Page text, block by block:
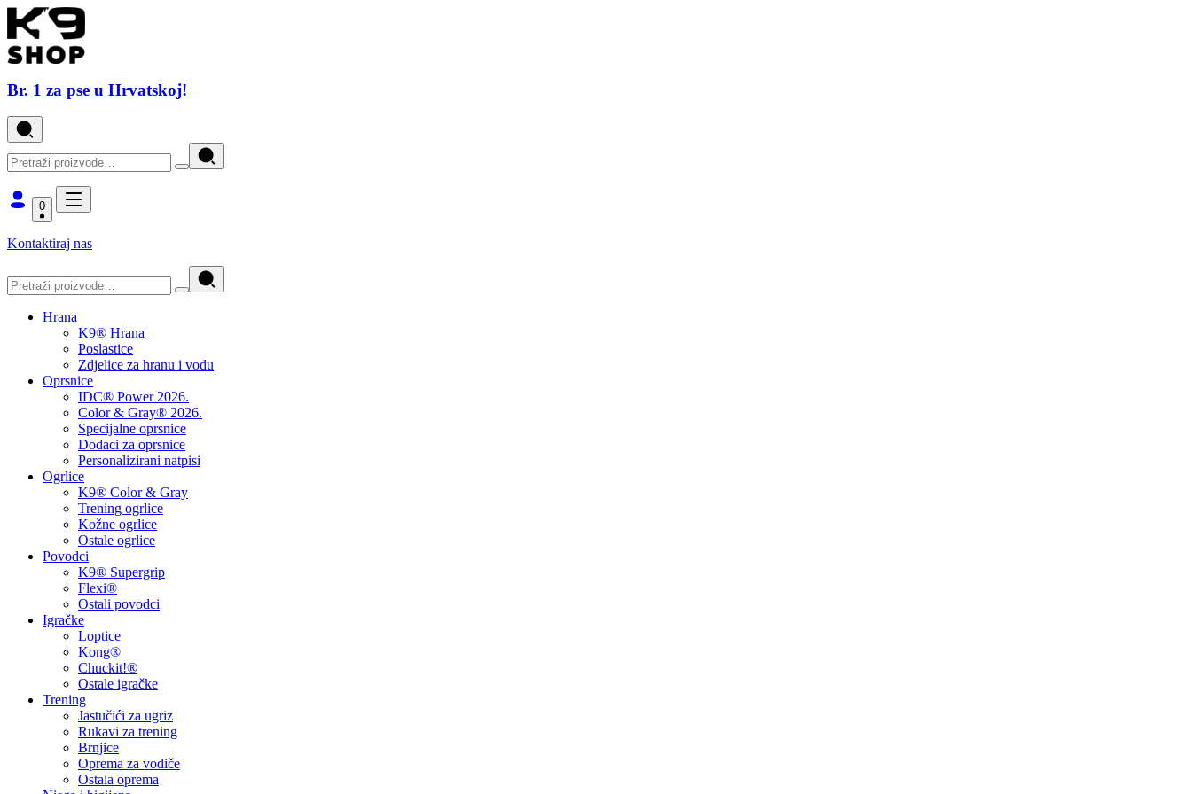
Br. 1 za pse u Hrvatskoj!
0
Kontaktiraj nas
Hrana
K9® Hrana
Poslastice
Zdjelice za hranu i vodu
Oprsnice
IDC® Power 2026.
Color & Gray® 2026.
Specijalne oprsnice
Dodaci za oprsnice
Personalizirani natpisi
Ogrlice
K9® Color & Gray
Trening ogrlice
Kožne ogrlice
Ostale ogrlice
Povodci
K9® Supergrip
Flexi®
Ostali povodci
Igračke
Loptice
Kong®
Chuckit!®
Ostale igračke
Trening
Jastučići za ugriz
Rukavi za trening
Brnjice
Oprema za vodiče
Ostala oprema